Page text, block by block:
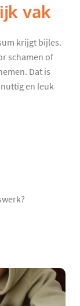
vak
krijgt bijles.
schamen of
Dat is
en leuk